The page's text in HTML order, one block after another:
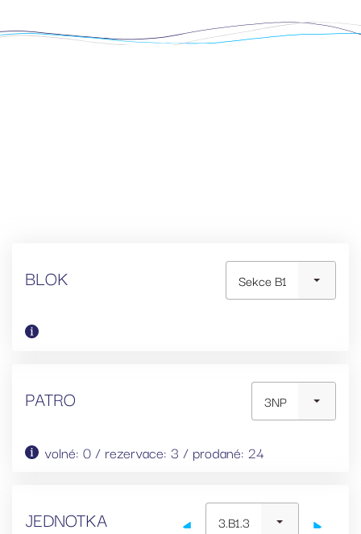
BLOK Sekce B1
PATRO 3NP
volné: 0 / rezervace: 3 / prodané: 24
JEDNOTKA 3.B1.3